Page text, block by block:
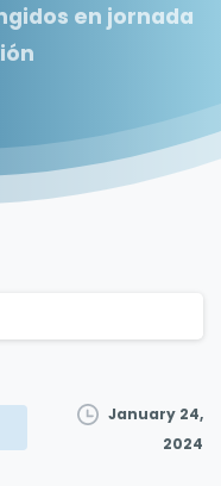
en jornada
January 24,
2024